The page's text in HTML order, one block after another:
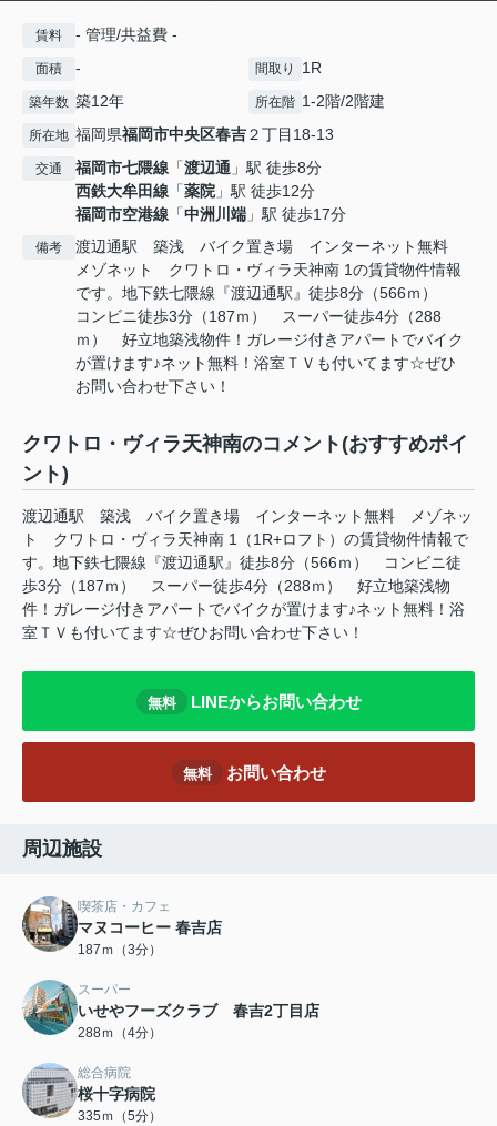
賃料 - 管理/共益費 -
面積 - 間取り 1R
築年数 築12年 所在階 1-2階/2階建
所在地 福岡県福岡市中央区春吉２丁目18-13
交通 福岡市七隈線 「渡辺通 」駅 徒歩8分
西鉄大牟田線 「薬院 」駅 徒歩12分
福岡市空港線 「中洲川端 」駅 徒歩17分
備考
渡辺通駅 築浅 バイク置き場 インターネット無料
メゾネット クワトロ・ヴィラ天神南 1の賃貸物件情報
です。地下鉄七隈線『渡辺通駅』徒歩8分（566ｍ）
コンビニ徒歩3分（187ｍ） スーパー徒歩4分（288
ｍ） 好立地築浅物件！ガレージ付きアパートでバイク
が置けます♪ネット無料！浴室ＴＶも付いてます☆ぜひ
お問い合わせ下さい！
クワトロ・ヴィラ天神南のコメント(おすすめポイ
ント)
渡辺通駅 築浅 バイク置き場 インターネット無料 メゾネッ
ト クワトロ・ヴィラ天神南 1（1R+ロフト）の賃貸物件情報で
す。地下鉄七隈線『渡辺通駅』徒歩8分（566ｍ） コンビニ徒
歩3分（187ｍ） スーパー徒歩4分（288ｍ） 好立地築浅物
件！ガレージ付きアパートでバイクが置けます♪ネット無料！浴
室ＴＶも付いてます☆ぜひお問い合わせ下さい！
無料 LINEからお問い合わせ
無料 お問い合わせ
周辺施設
喫茶店・カフェ
マヌコーヒー 春吉店
187ｍ（3分）
スーパー
いせやフーズクラブ 春吉2丁目店
288ｍ（4分）
総合病院
桜十字病院
335ｍ（5分）